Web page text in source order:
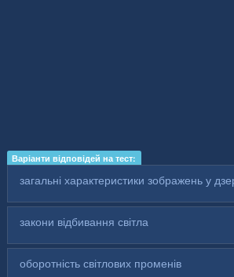
Варіанти відповідей на тест:
загальні характеристики зображень у
закони відбивання світла
оборотність світлових променів